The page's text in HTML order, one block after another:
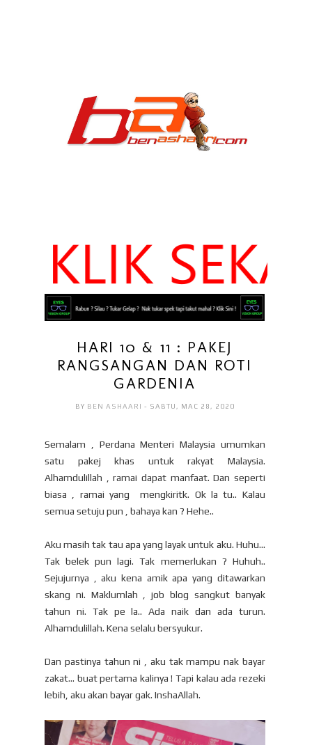
HARI 10 & 11 : PAKEJ
RANGSANGAN DAN ROTI
GARDENIA
BY BEN ASHAARI - SABTU, MAC 28, 2020
Semalam , Perdana Menteri Malaysia umumkan
satu pakej khas untuk rakyat Malaysia.
Alhamdulillah , ramai dapat manfaat. Dan seperti
biasa , ramai yang mengkiritk. Ok la tu.. Kalau
semua setuju pun , bahaya kan ? Hehe..
Aku masih tak tau apa yang layak untuk aku. Huhu...
Tak belek pun lagi. Tak memerlukan ? Huhuh..
Sejujurnya , aku kena amik apa yang ditawarkan
skang ni. Maklumlah , job blog sangkut banyak
tahun ni. Tak pe la.. Ada naik dan ada turun.
Alhamdulillah. Kena selalu bersyukur.
Dan pastinya tahun ni , aku tak mampu nak bayar
zakat... buat pertama kalinya ! Tapi kalau ada rezeki
lebih, aku akan bayar gak. InshaAllah.